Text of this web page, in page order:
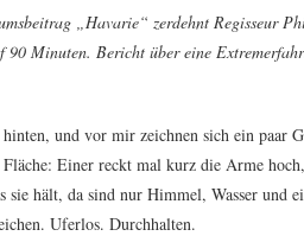
„Havarie“ zerdehnt Regisseur
Minuten. Bericht über eine
und vor mir zeichnen sich ein paar
Einer reckt mal kurz die Arme
sie hält, da sind nur Himmel, Wasser und
Uferlos. Durchhalten.